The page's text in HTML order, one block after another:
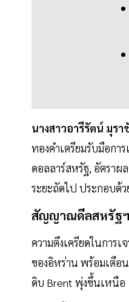
นางสาวอารีรัตน์ มุร
ทองคำเตรียมรับมือกา
ดอลลาร์สหรัฐ, อัตรา
ระยะถัดไป ประกอบด้ว
สัญญาณดีลสหรัฐ
ความตึงเครียดในการ
ของอิหร่าน พร้อมเตือ
ดิบ Brent พุ่งขึ้นเหนือ